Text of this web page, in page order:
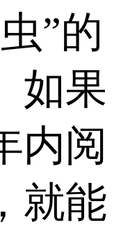
”的
如果
内阅
就能